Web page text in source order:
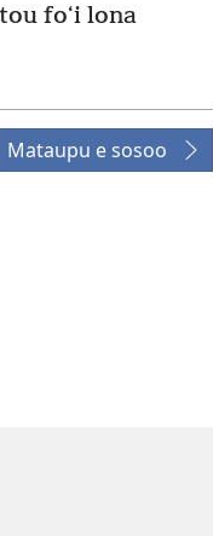
foʻi lona
Mataupu e sosoo